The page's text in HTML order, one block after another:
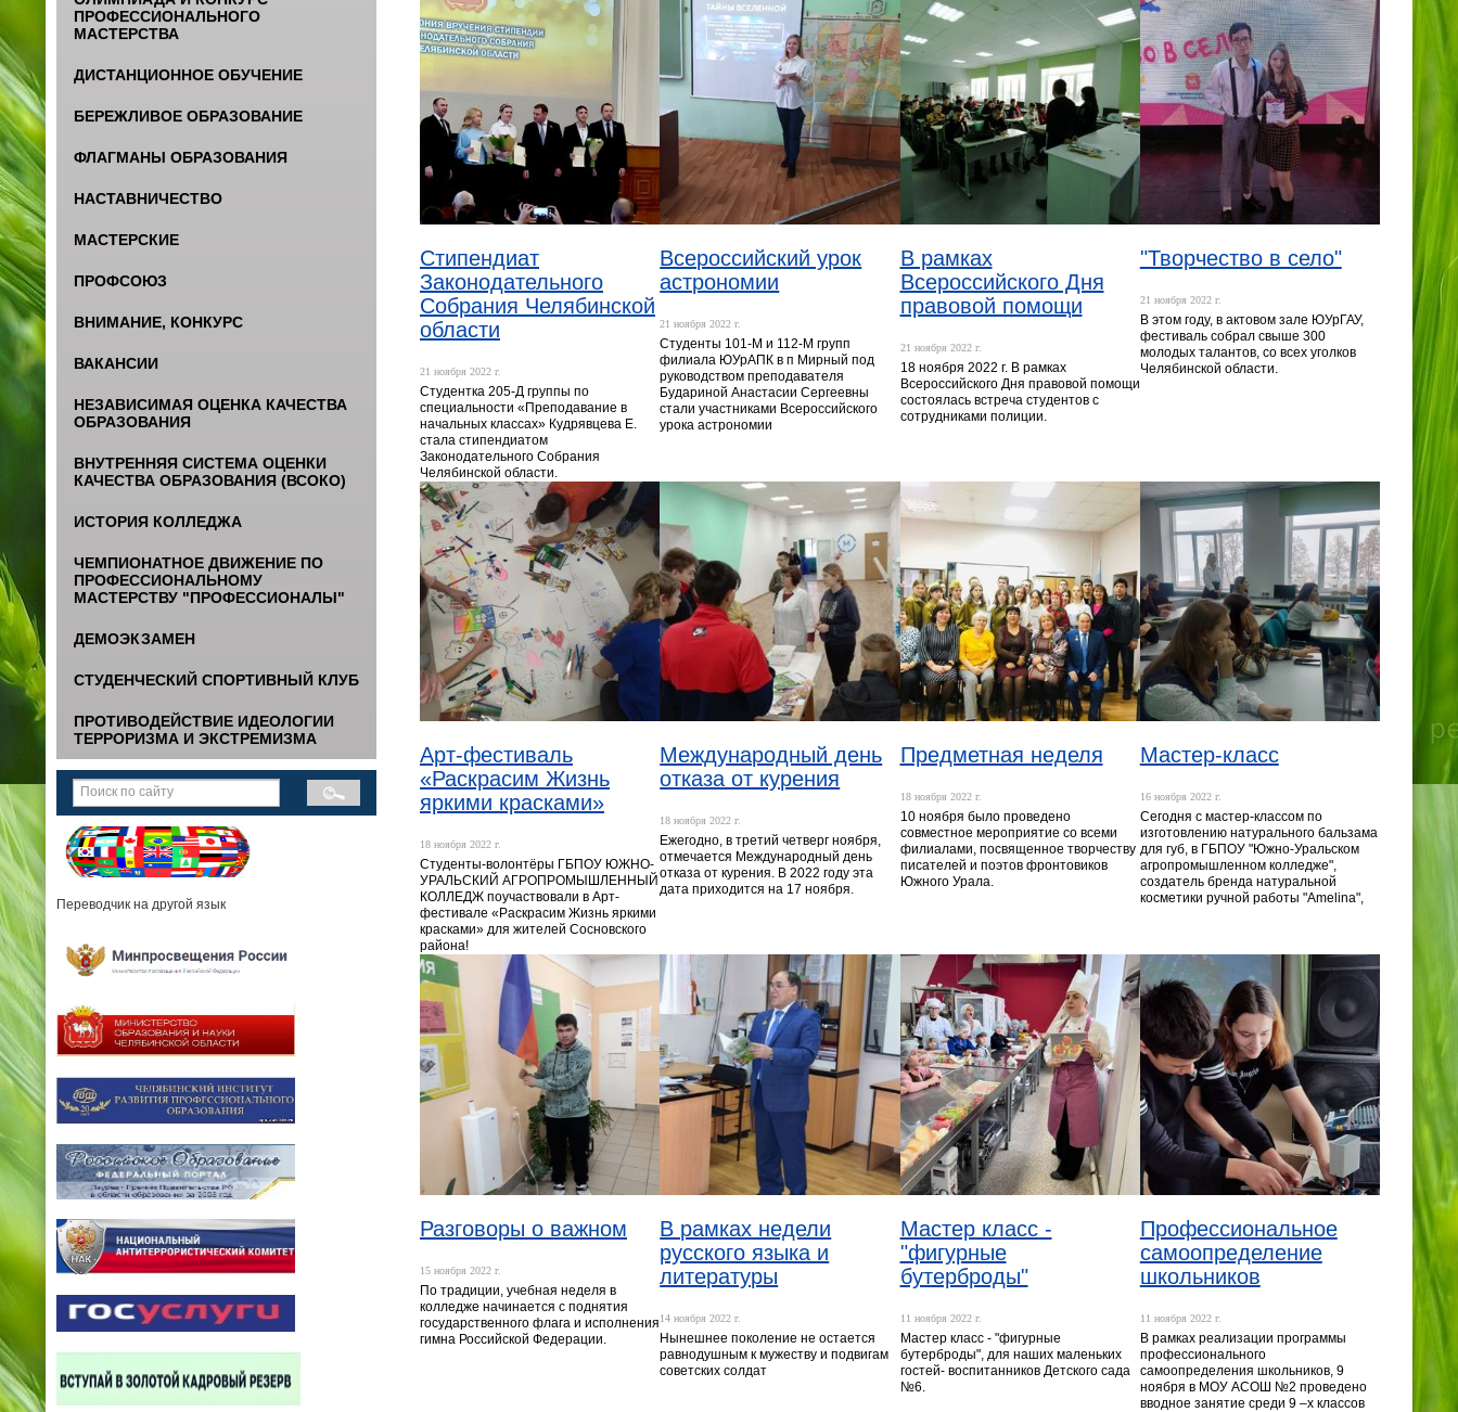
ПРОФЕССИОНАЛЬНОГО
МАСТЕРСТВА
ДИСТАНЦИОННОЕ ОБУЧЕНИЕ
БЕРЕЖЛИВОЕ ОБРАЗОВАНИЕ
ФЛАГМАНЫ ОБРАЗОВАНИЯ
НАСТАВНИЧЕСТВО
МАСТЕРСКИЕ
ПРОФСОЮЗ
ВНИМАНИЕ, КОНКУРС
ВАКАНСИИ
НЕЗАВИСИМАЯ ОЦЕНКА КАЧЕСТВА
ОБРАЗОВАНИЯ
ВНУТРЕННЯЯ СИСТЕМА ОЦЕНКИ
КАЧЕСТВА ОБРАЗОВАНИЯ (ВСОКО)
ИСТОРИЯ КОЛЛЕДЖА
ЧЕМПИОНАТНОЕ ДВИЖЕНИЕ ПО
ПРОФЕССИОНАЛЬНОМУ
МАСТЕРСТВУ "ПРОФЕССИОНАЛЫ"
ДЕМОЭКЗАМЕН
СТУДЕНЧЕСКИЙ СПОРТИВНЫЙ КЛУБ
ПРОТИВОДЕЙСТВИЕ ИДЕОЛОГИИ
ТЕРРОРИЗМА И ЭКСТРЕМИЗМА
Переводчик на другой язык
Стипендиат
Законодательного
Собрания Челябинской
области
21 ноября 2022 г.
Студентка 205-Д группы по
специальности «Преподавание в
начальных классах» Кудрявцева Е.
стала стипендиатом
Законодательного Собрания
Челябинской области.
Всероссийский урок
астрономии
21 ноября 2022 г.
Студенты 101-М и 112-М групп
филиала ЮУрАПК в п Мирный под
руководством преподавателя
Будариной Анастасии Сергеевны
стали участниками Всероссийского
урока астрономии
В рамках
Всероссийского Дня
правовой помощи
21 ноября 2022 г.
18 ноября 2022 г. В рамках
Всероссийского Дня правовой помощи
состоялась встреча студентов с
сотрудниками полиции.
"Творчество в село"
21 ноября 2022 г.
В этом году, в актовом зале ЮУрГАУ,
фестиваль собрал свыше 300
молодых талантов, со всех уголков
Челябинской области.
Арт-фестиваль
«Раскрасим Жизнь
яркими красками»
18 ноября 2022 г.
Студенты-волонтёры ГБПОУ ЮЖНО-
УРАЛЬСКИЙ АГРОПРОМЫШЛЕННЫЙ
КОЛЛЕДЖ поучаствовали в Арт-
фестивале «Раскрасим Жизнь яркими
красками» для жителей Сосновского
района!
Международный день
отказа от курения
18 ноября 2022 г.
Ежегодно, в третий четверг ноября,
отмечается Международный день
отказа от курения. В 2022 году эта
дата приходится на 17 ноября.
Предметная неделя
18 ноября 2022 г.
10 ноября было проведено
совместное мероприятие со всеми
филиалами, посвященное творчеству
писателей и поэтов фронтовиков
Южного Урала.
Мастер-класс
16 ноября 2022 г.
Сегодня с мастер-классом по
изготовлению натурального бальзама
для губ, в ГБПОУ "Южно-Уральском
агропромышленном колледже",
создатель бренда натуральной
косметики ручной работы "Amelina",
Разговоры о важном
15 ноября 2022 г.
По традиции, учебная неделя в
колледже начинается с поднятия
государственного флага и исполнения
гимна Российской Федерации.
В рамках недели
русского языка и
литературы
14 ноября 2022 г.
Нынешнее поколение не остается
равнодушным к мужеству и подвигам
советских солдат
Мастер класс -
"фигурные
бутерброды"
11 ноября 2022 г.
Мастер класс - "фигурные
бутерброды", для наших маленьких
гостей- воспитанников Детского сада
№6.
Профессиональное
самоопределение
школьников
11 ноября 2022 г.
В рамках реализации программы
профессионального
самоопределения школьников, 9
ноября в МОУ АСОШ №2 проведено
вводное занятие среди 9 –х классов